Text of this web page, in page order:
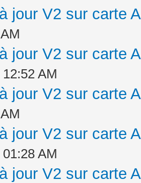
jour V2 sur carte
jour V2 sur carte
AM
jour V2 sur carte
jour V2 sur carte
AM
jour V2 sur carte